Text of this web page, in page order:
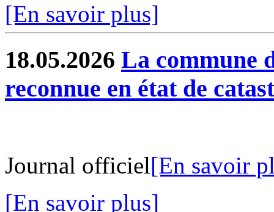
[En savoir plus]
18.05.2026 La commune
reconnue en état de
Journal officiel[En savoir
[En savoir plus]